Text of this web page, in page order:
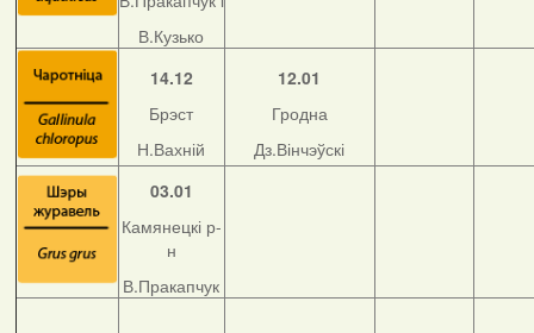
В.Кузько
14.12
Брэст
Н.Вахній
12.01
Гродна
Дз.Вінчэўскі
03.01
Камянецкі р-
н
В.Пракапчук